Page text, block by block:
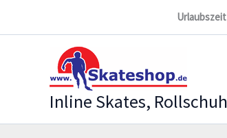
Inline Skates,